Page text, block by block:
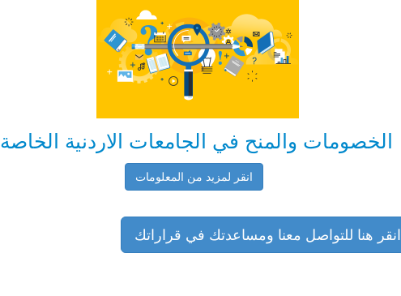
الخصومات والمنح في الجامعات الاردنية الخاصة
انقر لمزيد من المعلومات
انقر هنا للتواصل معنا ومساعدتك في قراراتك